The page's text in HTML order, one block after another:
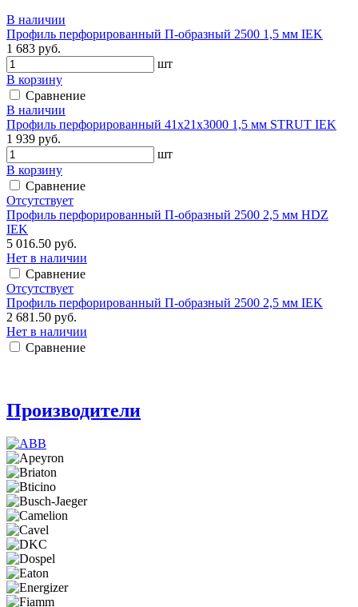
В наличии
Профиль перфорированный П-образный 2500 1,5 мм IEK
1 683 руб.
шт
В корзину
Сравнение
В наличии
Профиль перфорированный 41х21х3000 1,5 мм STRUT IEK
1 939 руб.
шт
В корзину
Сравнение
Отсутствует
Профиль перфорированный П-образный 2500 2,5 мм HDZ
IEK
5 016.50 руб.
Нет в наличии
Сравнение
Отсутствует
Профиль перфорированный П-образный 2500 2,5 мм IEK
2 681.50 руб.
Нет в наличии
Сравнение
Производители